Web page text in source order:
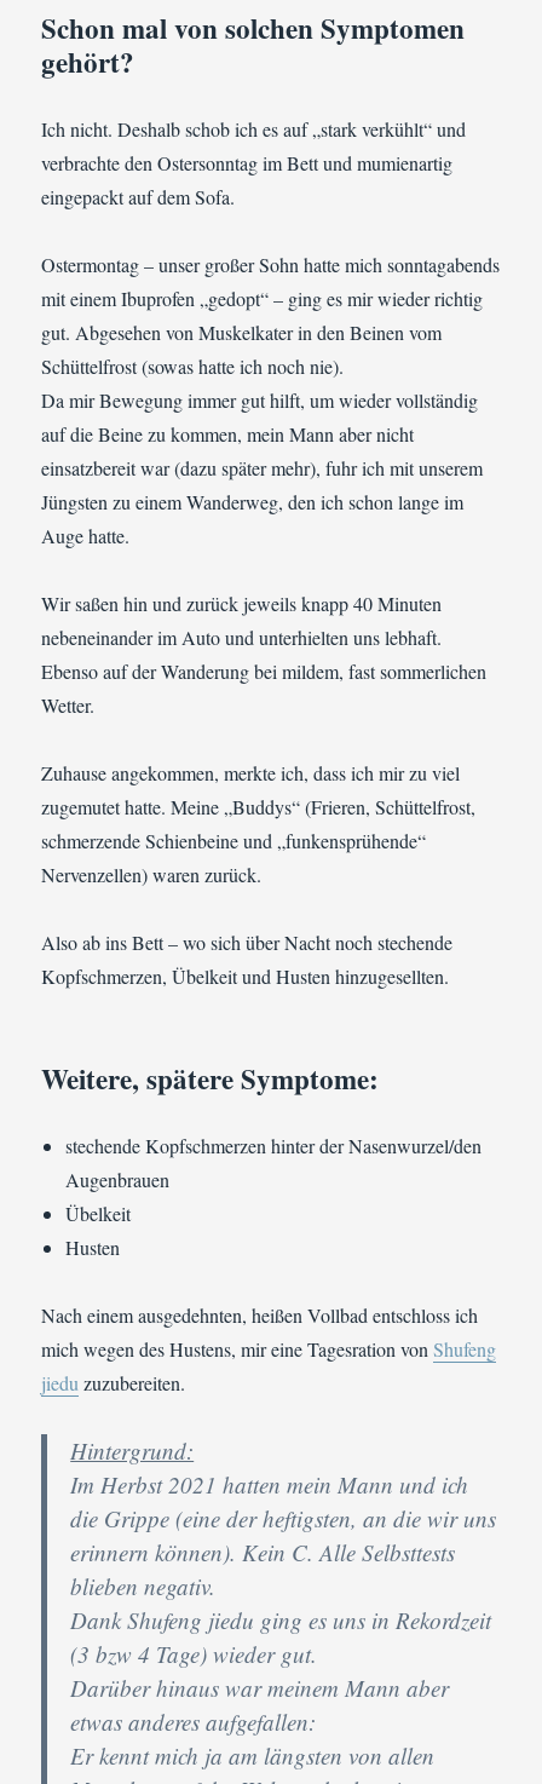
Schon mal von solchen Symptomen
gehört?
Ich nicht. Deshalb schob ich es auf „stark verkühlt“ und
verbrachte den Ostersonntag im Bett und mumienartig
eingepackt auf dem Sofa.
Ostermontag – unser großer Sohn hatte mich sonntagabends
mit einem Ibuprofen „gedopt“ – ging es mir wieder richtig
gut. Abgesehen von Muskelkater in den Beinen vom
Schüttelfrost (sowas hatte ich noch nie).
Da mir Bewegung immer gut hilft, um wieder vollständig
auf die Beine zu kommen, mein Mann aber nicht
einsatzbereit war (dazu später mehr), fuhr ich mit unserem
Jüngsten zu einem Wanderweg, den ich schon lange im
Auge hatte.
Wir saßen hin und zurück jeweils knapp 40 Minuten
nebeneinander im Auto und unterhielten uns lebhaft.
Ebenso auf der Wanderung bei mildem, fast sommerlichen
Wetter.
Zuhause angekommen, merkte ich, dass ich mir zu viel
zugemutet hatte. Meine „Buddys“ (Frieren, Schüttelfrost,
schmerzende Schienbeine und „funkensprühende“
Nervenzellen) waren zurück.
Also ab ins Bett – wo sich über Nacht noch stechende
Kopfschmerzen, Übelkeit und Husten hinzugesellten.
Weitere, spätere Symptome:
stechende Kopfschmerzen hinter der Nasenwurzel/den
Augenbrauen
Übelkeit
Husten
Nach einem ausgedehnten, heißen Vollbad entschloss ich
mich wegen des Hustens, mir eine Tagesration vonShufeng
jiedu zuzubereiten.
Hintergrund:
Im Herbst 2021 hatten mein Mann und ich
die Grippe (eine der heftigsten, an die wir uns
erinnern können). Kein C. Alle Selbsttests
blieben negativ.
Dank Shufeng jiedu ging es uns in Rekordzeit
(3 bzw 4 Tage) wieder gut.
Darüber hinaus war meinem Mann aber
etwas anderes aufgefallen:
Er kennt mich ja am längsten von allen